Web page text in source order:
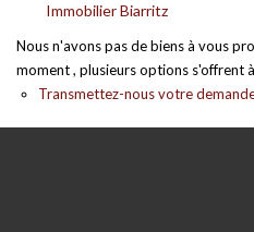
Immobilier Biarritz
Nous n'avons pas de biens à vous
moment , plusieurs options s'offrent
Transmettez-nous votre